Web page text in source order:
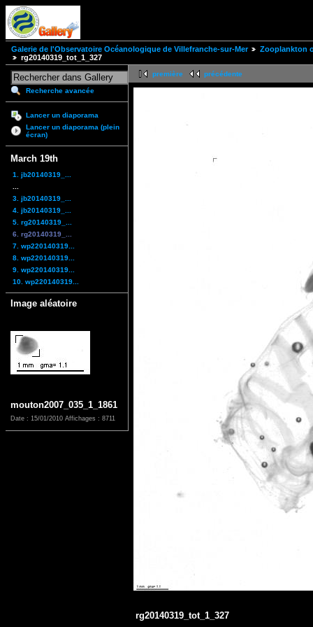
Galerie de l'Observatoire Océanologique de Villefranche-sur-Mer
Zooplankton
rg20140319_tot_1_327
Recherche avancée
Lancer un diaporama
Lancer un diaporama (plein
écran)
March 19th
1. jb20140319_...
3. jb20140319_...
4. jb20140319_...
5. rg20140319_...
6. rg20140319_...
7. wp220140319...
8. wp220140319...
9. wp220140319...
10. wp220140319...
Image aléatoire
mouton2007_035_1_1861
Date : 15/01/2010 Affichages : 8711
première précédente
rg20140319_tot_1_327